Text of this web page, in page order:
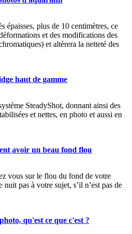
épaisses, plus de 10 centimètres, ce
et des modifications des
et altèrera la netteté des
haut de gamme
SteadyShot, donnant ainsi des
et nettes, en photo et aussi en
avoir un beau fond flou
vous sur le flou du fond de votre
nuit pas à votre sujet, s’il n’est pas de
qu'est ce que c'est ?